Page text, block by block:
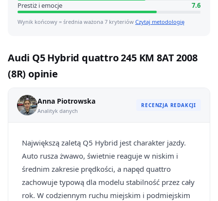
Prestiż i emocje
7.6
Wynik końcowy = średnia ważona 7 kryteriów Czytaj metodologię
Audi Q5 Hybrid quattro 245 KM 8AT 2008
(8R) opinie
Anna Piotrowska
Analityk danych
RECENZJA REDAKCJI
Największą zaletą Q5 Hybrid jest charakter jazdy.
Auto rusza żwawo, świetnie reaguje w niskim i
średnim zakresie prędkości, a napęd quattro
zachowuje typową dla modelu stabilność przez cały
rok. W codziennym ruchu miejskim i podmiejskim